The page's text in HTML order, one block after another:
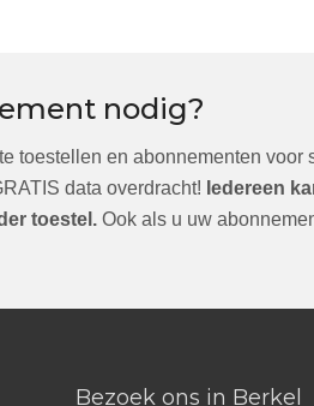
nodig?
toestellen en abonnementen voor
data overdracht! Iedereen
toestel. Ook als u uw
Bezoek ons in Berkel